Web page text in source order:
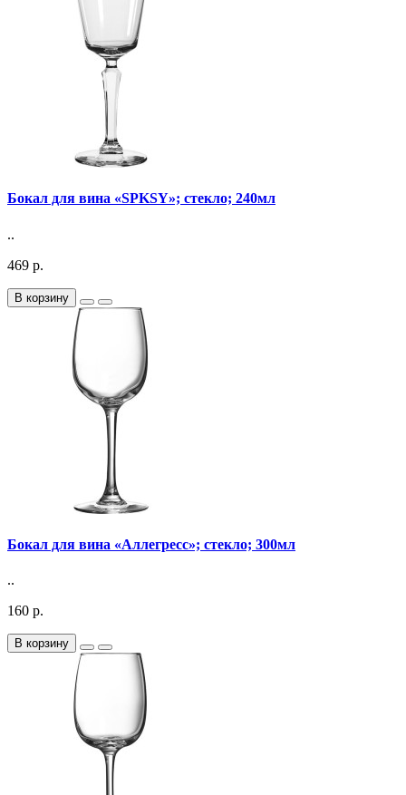
Бокал для вина «SPKSY»; стекло; 240мл
..
469 р.
В корзину
Бокал для вина «Аллегресс»; стекло; 300мл
..
160 р.
В корзину